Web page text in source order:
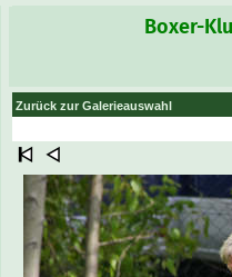
Boxer-
Zurück zur Galerieauswahl